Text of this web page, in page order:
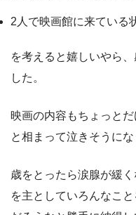
2人で映画館に来ている
を考えると嬉しいやら
した。
映画の内容もちょっと
と相まって泣きそうにな
歳をとったら涙腺が緩
を主としていろんなこ